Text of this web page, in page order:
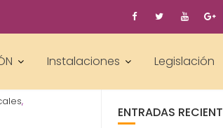
Instalaciones Legislación
,
ENTRADAS